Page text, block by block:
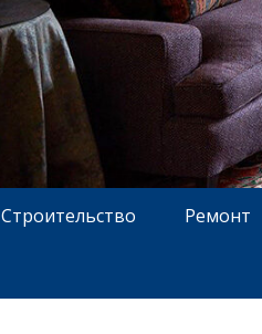
Строительство Ремонт